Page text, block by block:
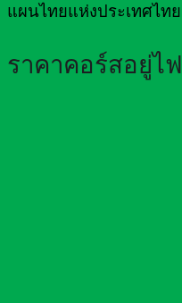
แผนไทยแห่งประเทศไท
ราคาคอร์สอยู่ไฟ